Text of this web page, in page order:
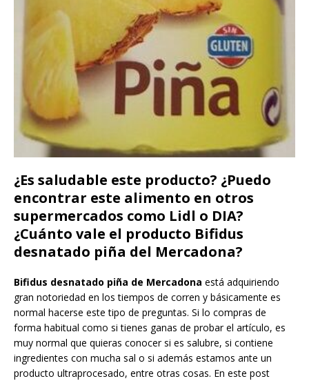
¿Es saludable este producto? ¿Puedo
encontrar este alimento en otros
supermercados como Lidl o DIA?
¿Cuánto vale el producto Bifidus
desnatado piña del Mercadona?
Bifidus desnatado piña de Mercadona está adquiriendo
gran notoriedad en los tiempos de corren y básicamente es
normal hacerse este tipo de preguntas. Si lo compras de
forma habitual como si tienes ganas de probar el artículo, es
muy normal que quieras conocer si es salubre, si contiene
ingredientes con mucha sal o si además estamos ante un
producto ultraprocesado, entre otras cosas. En este post